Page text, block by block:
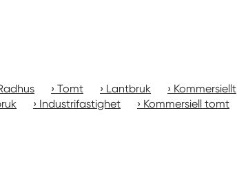
Tomt Lantbruk Kommersiellt
Industrifastighet Kommersiell tomt